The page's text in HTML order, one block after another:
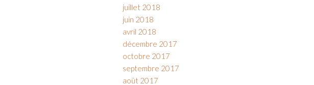
juillet 2018
juin 2018
avril 2018
décembre 2017
octobre 2017
septembre 2017
août 2017